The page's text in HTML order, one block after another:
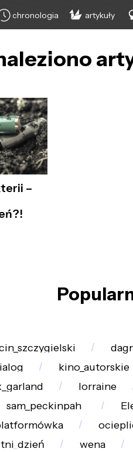
chronologia artykuły
–
kino_autorskie
lorraine
sam_peckinpah_
wena